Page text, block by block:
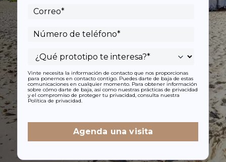
Vinte necesita la información de contacto que nos proporcionas
para ponernos en contacto contigo. Puedes darte de baja de estas
comunicaciones en cualquier momento. Para obtener información
sobre cómo darte de baja, así como nuestras prácticas de privacidad
y el compromiso de proteger tu privacidad, consulta nuestra
Política de privacidad.